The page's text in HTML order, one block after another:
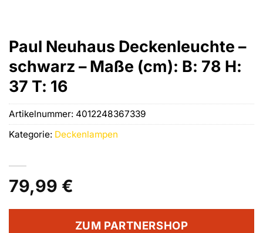
Paul Neuhaus Deckenleuchte –
schwarz – Maße (cm): B: 78 H:
37 T: 16
79,99 €
ZUM PARTNERSHOP
Artikelnummer: 4012248367339
Kategorie: Deckenlampen